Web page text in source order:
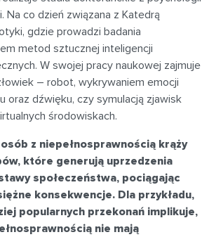
Na co dzień związana z Katedrą
gdzie prowadzi badania
metod sztucznej inteligencji
W swojej pracy naukowej zajmuje
– robot, wykrywaniem emocji
oraz dźwięku, czy symulacją zjawisk
środowiskach.
z niepełnosprawnością krąży
które generują uprzedzenia
społeczeństwa, pociągając
konsekwencje. Dla przykładu,
popularnych przekonań implikuje,
nie mają